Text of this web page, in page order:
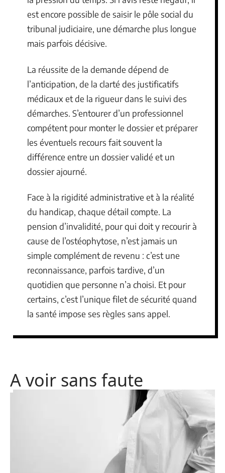
est encore possible de saisir le pôle social du
tribunal judiciaire, une démarche plus longue
mais parfois décisive.
La réussite de la demande dépend de
l’anticipation, de la clarté des justificatifs
médicaux et de la rigueur dans le suivi des
démarches. S’entourer d’un professionnel
compétent pour monter le dossier et préparer
les éventuels recours fait souvent la
différence entre un dossier validé et un
dossier ajourné.
Face à la rigidité administrative et à la réalité
du handicap, chaque détail compte. La
pension d’invalidité, pour qui doit y recourir à
cause de l’ostéophytose, n’est jamais un
simple complément de revenu : c’est une
reconnaissance, parfois tardive, d’un
quotidien que personne n’a choisi. Et pour
certains, c’est l’unique filet de sécurité quand
la santé impose ses règles sans appel.
A voir sans faute